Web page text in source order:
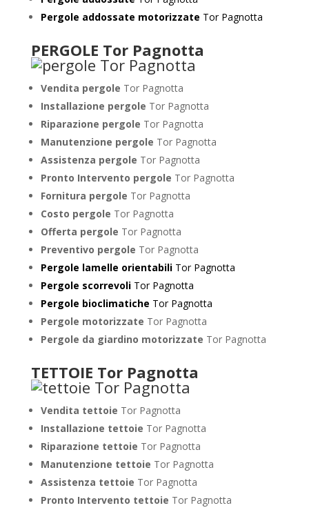
Pergole addossate motorizzate Tor Pagnotta
PERGOLE Tor Pagnotta
Vendita pergole Tor Pagnotta
Installazione pergole Tor Pagnotta
Riparazione pergole Tor Pagnotta
Manutenzione pergole Tor Pagnotta
Assistenza pergole Tor Pagnotta
Pronto Intervento pergole Tor Pagnotta
Fornitura pergole Tor Pagnotta
Costo pergole Tor Pagnotta
Offerta pergole Tor Pagnotta
Preventivo pergole Tor Pagnotta
Pergole lamelle orientabiliTor Pagnotta
Pergole scorrevoliTor Pagnotta
Pergole bioclimatiche Tor Pagnotta
Pergole motorizzate Tor Pagnotta
Pergole da giardino motorizzate Tor Pagnotta
TETTOIE Tor Pagnotta
Vendita tettoie Tor Pagnotta
Installazione tettoie Tor Pagnotta
Riparazione tettoie Tor Pagnotta
Manutenzione tettoie Tor Pagnotta
Assistenza tettoie Tor Pagnotta
Pronto Intervento tettoie Tor Pagnotta